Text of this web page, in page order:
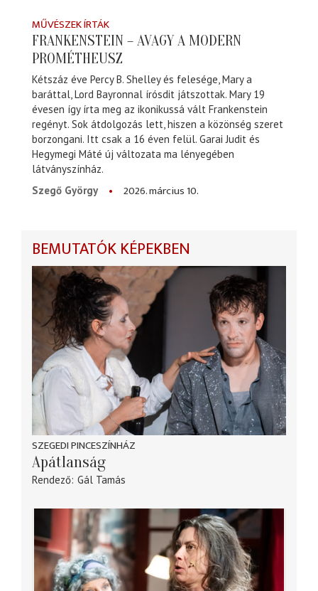
MŰVÉSZEK ÍRTÁK
FRANKENSTEIN – AVAGY A MODERN
PROMÉTHEUSZ
Kétszáz éve Percy B. Shelley és felesége, Mary a
baráttal, Lord Bayronnal írósdit játszottak. Mary 19
évesen így írta meg az ikonikussá vált Frankenstein
regényt. Sok átdolgozás lett, hiszen a közönség szeret
borzongani. Itt csak a 16 éven felül. Garai Judit és
Hegymegi Máté új változata ma lényegében
látványszínház.
Szegő György
2026. március 10.
BEMUTATÓK KÉPEKBEN
SZEGEDI PINCESZÍNHÁZ
Apátlanság
Rendező Gál Tamás